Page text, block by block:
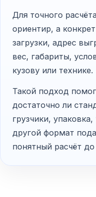
Для точного
ориентир, а
загрузки, адрес
вес, габариты,
кузову или технике.
Такой подход
достаточно ли
грузчики,
другой формат
понятный расчёт до